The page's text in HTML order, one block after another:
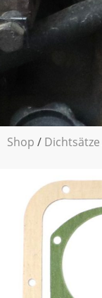
Shop / Dichtsätze